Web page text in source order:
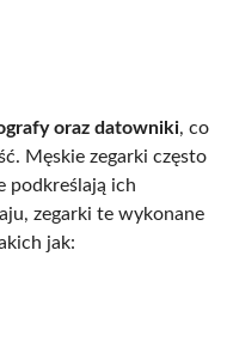
oraz datowniki, co
Męskie zegarki często
podkreślają ich
zegarki te wykonane
jak: